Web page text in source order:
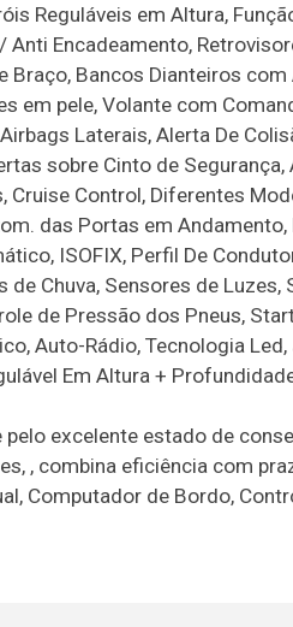
Reguláveis em Altura,
Anti Encadeamento,
Braço, Bancos Dianteiros com
em pele, Volante com
Laterais, Alerta De
sobre Cinto de
Cruise Control, Diferentes
das Portas em Andamento,
ISOFIX, Perfil De
Chuva, Sensores de Luzes,
de Pressão dos Pneus,
Auto-Rádio, Tecnologia
Em Altura +
excelente estado de
, combina eficiência com
Computador de Bordo,